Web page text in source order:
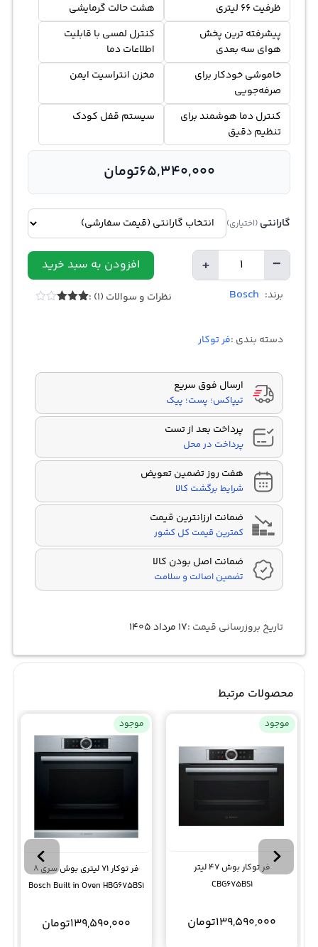
ظرفیت 66 لیتری
هشت حالت گرمایشی
پیشرفته ترین پخش
هوای سه بعدی
کنترل لمسی با قابلیت
اطلاعات دما
خاموشی خودکار برای
صرفه‌جویی
مخزن انتراسیت ایمن
کنترل دما هوشمند برای
تنظیم دقیق
سیستم قفل کودک
65,340,000تومان
گارانتی (اختیاری)
−
تعداد + افزودن به سبد خرید
برند: Bosch نظرات و سوالات (1) :
دسته بندی :فر توکار
ارسال فوق سریع
تیپاکس؛ پست؛ پیک
پرداخت بعد از تست
پرداخت در محل
هفت روز تضمین تعویض
شرایط برگشت کالا
ضمانت ارزانترین قیمت
کمترین قیمت کل کشور
ضمانت اصل بودن کالا
تضمین اصالت و سلامت
تاریخ بروزرسانی قیمت :۱۷ مرداد ۱۴۰۵
محصولات مرتبط
موجود
فر توکار بوش 47 لیتر
CBG675BS1
139,590,000تومان
موجود
فر توکار 71 لیتری بوش سری 8
Bosch Built in Oven HBG675BS1
139,590,000تومان